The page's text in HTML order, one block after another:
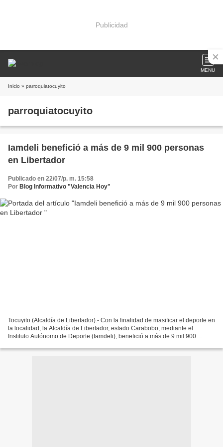
Publicidad
MENU
Inicio » parroquiatocuyito
parroquiatocuyito
Iamdeli benefició a más de 9 mil 900 personas
en Libertador
Publicado en 22/07/p. m. 15:58
Por Blog Informativo "Valencia Hoy"
Tocuyito (Alcaldía de Libertador).- Con la finalidad de masificar el deporte en
la localidad, la Alcaldía de Libertador, estado Carabobo, mediante el
Instituto Autónomo de Deporte (Iamdeli), benefició a más de 9 mil 900